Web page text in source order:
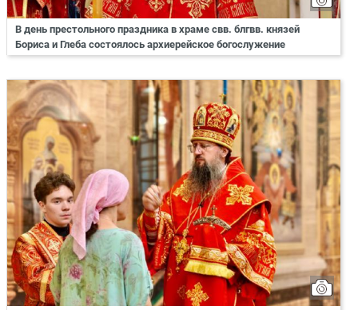
В день престольного праздника в храме свв. блгвв. князей
Бориса и Глеба состоялось архиерейское богослужение